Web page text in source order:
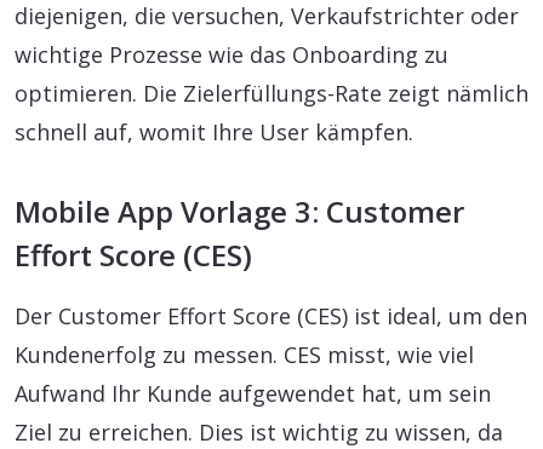
diejenigen, die versuchen, Verkaufstrichter oder
wichtige Prozesse wie das Onboarding zu
optimieren. Die Zielerfüllungs-Rate zeigt nämlich
schnell auf, womit Ihre User kämpfen.
Mobile App Vorlage 3: Customer
Effort Score (CES)
Der Customer Effort Score (CES) ist ideal, um den
Kundenerfolg zu messen. CES misst, wie viel
Aufwand Ihr Kunde aufgewendet hat, um sein
Ziel zu erreichen. Dies ist wichtig zu wissen, da